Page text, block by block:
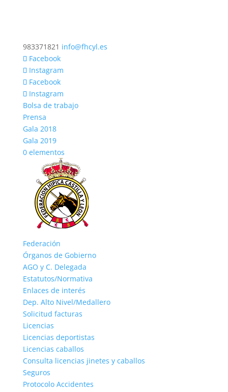
983371821 info@fhcyl.es
Facebook
Instagram
Facebook
Instagram
Bolsa de trabajo
Prensa
Gala 2018
Gala 2019
0 elementos
Federación
Órganos de Gobierno
AGO y C. Delegada
Estatutos/Normativa
Enlaces de interés
Dep. Alto Nivel/Medallero
Solicitud facturas
Licencias
Licencias deportistas
Licencias caballos
Consulta licencias jinetes y caballos
Seguros
Protocolo Accidentes